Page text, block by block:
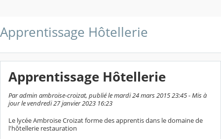
Apprentissage Hôtellerie
Apprentissage Hôtellerie
Par admin ambroise-croizat, publié le mardi 24 mars 2015 23:45 - Mis à
jour le vendredi 27 janvier 2023 16:23
Le lycée Ambroise Croizat forme des apprentis dans le domaine de
l'hôtellerie restauration